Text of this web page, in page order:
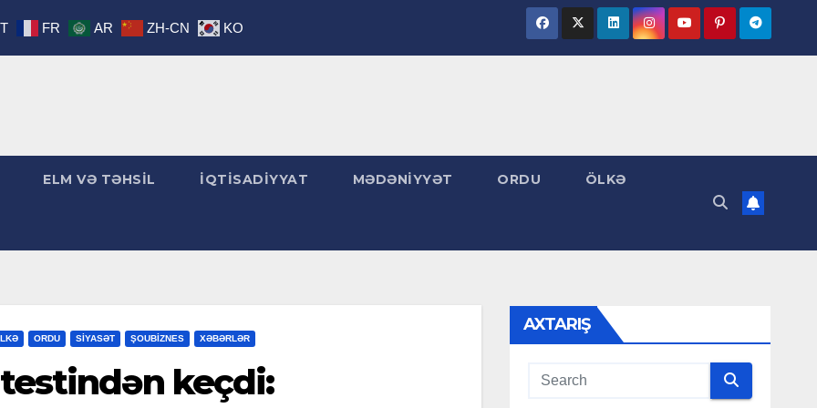
ELM VƏ TƏHSİL İQTİSADİYYAT MƏDƏNİYYƏT ORDU ÖLKƏ
ORDU SİYASƏT ŞOUBİZNES XƏBƏRLƏR
keçdi:
AXTARIŞ
FR AR ZH-CN KO